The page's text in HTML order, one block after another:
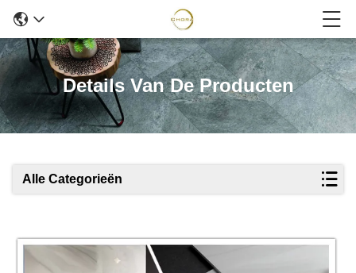
Details Van De Producten
Alle Categorieën